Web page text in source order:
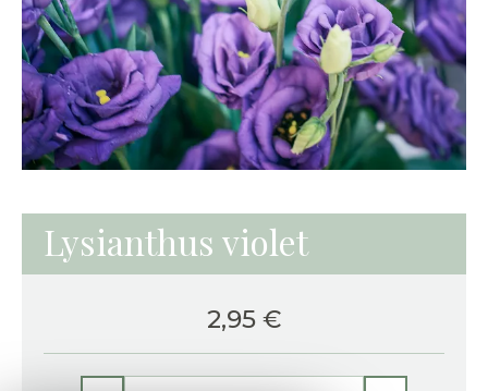
Lysianthus violet
2,95 €